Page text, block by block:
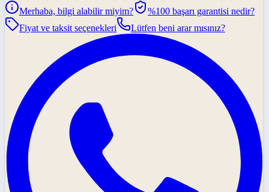
Merhaba, bilgi alabilir miyim?
%100 başarı garantisi nedir?
Fiyat ve taksit seçenekleri
Lütfen beni arar mısınız?